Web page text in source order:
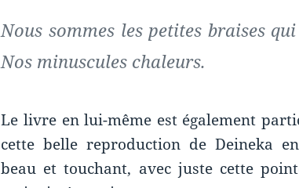
Nous sommes les petites braises
Nos minuscules chaleurs.
Le livre en lui-même est également
cette belle reproduction de Deineka
beau et touchant, avec juste cette